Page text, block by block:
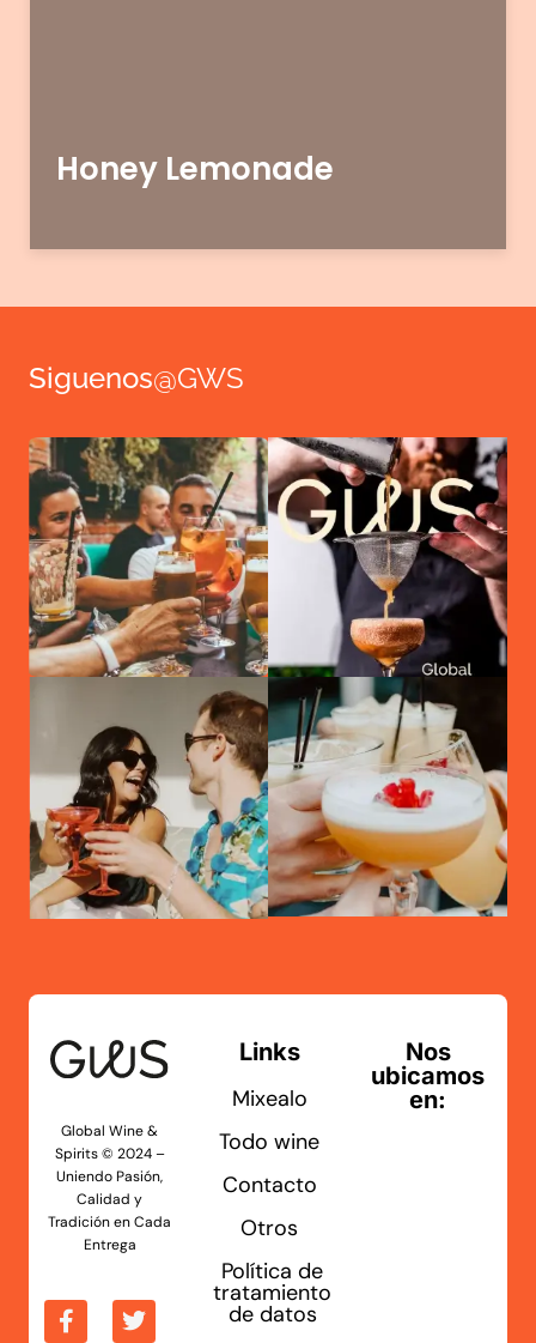
Honey Lemonade
Siguenos@GWS
Global Wine &
Spirits © 2024 –
Uniendo Pasión,
Calidad y
Tradición en Cada
Entrega
Links
Mixealo
Todo wine
Contacto
Otros
Política de
tratamiento
de datos
Nos
ubicamos
en: